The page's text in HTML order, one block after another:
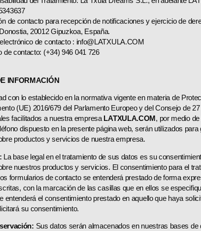
de contacto para recepción de notificaciones y ejercicio de
20012 Gipuzkoa, España.
de contacto : info@LATXULA.COM
de contacto: (+34) 946 041 726
INFORMACIÓN
con lo establecido en la normativa vigente en materia de
(UE) 2016/679 del Parlamento Europeo y del Consejo de
facilitados a nuestra empresa LATXULA.COM, por medio
dispuesto en la presente página web, serán utilizados
productos y servicios de nuestra empresa.
La base legal en el tratamiento de sus datos es su
nuestros productos y servicios. El consentimiento para el
formularios de contacto se entenderá prestado de forma
con la marcación de las casillas que en ellos se
entenderá el consentimiento prestado en aquello que haya
su consentimiento.
Sus datos serán almacenados en nuestras bases